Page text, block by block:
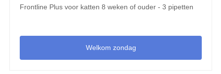
Frontline Plus voor katten 8 weken of ouder - 3 pipetten
Welkom zondag